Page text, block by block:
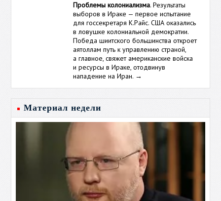
Проблемы колониализма. Результаты
выборов в Ираке — первое испытание
для госсекретаря К.Райс. США оказались
в ловушке колониальной демократии.
Победа шиитского большинства откроет
аятоллам путь к управлению страной,
а главное, свяжет американские войска
и ресурсы в Ираке, отодвинув
нападение на Иран. →
Материал недели